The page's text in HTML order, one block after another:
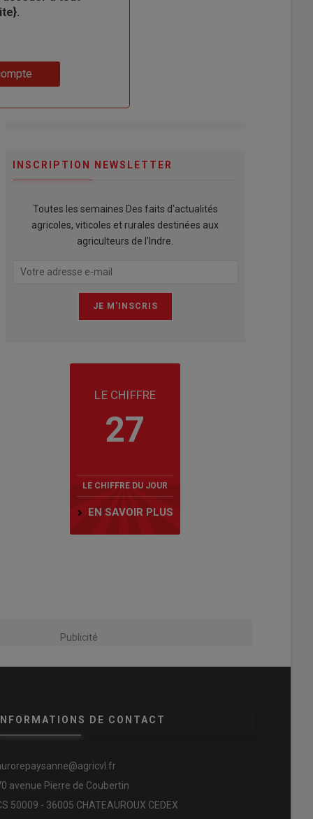
INSCRIPTION NEWSLETTER
Toutes les semaines Des faits d'actualités
agricoles, viticoles et rurales destinées aux
agriculteurs de l'Indre.
LE CHIFFRE
27
LE CHIFFRE DU JOUR
EN SAVOIR PLUS
Publicité
DE CONTACT
avenue Pierre de Coubertin
50009 - 36005 CHATEAUROUX CEDEX